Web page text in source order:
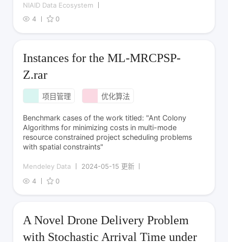
NIAID Data Ecosystem
4
0
Instances for the ML-MRCPSP-
Z.rar
项目管理 优化算法
Benchmark cases of the work titled: "Ant Colony
Algorithms for minimizing costs in multi-mode
resource constrained project scheduling problems
with spatial constraints"
Mendeley Data
2024-05-15 更新
4
0
A Novel Drone Delivery Problem
with Stochastic Arrival Time under